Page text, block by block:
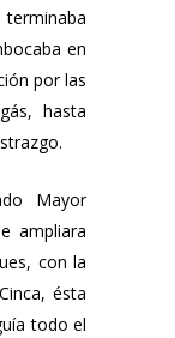
en
por las
hasta
Mayor
ampliara
con la
ésta
todo el